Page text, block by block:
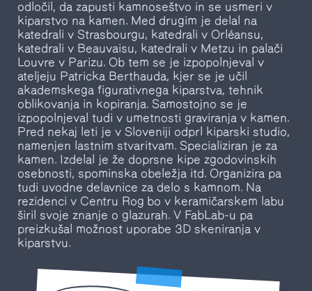
odločil, da zapusti kamnoseštvo in se usmeri v
kiparstvo na kamen. Med drugim je delal na
katedrali v Strasbourgu, katedrali v Orléansu,
katedrali v Beauvaisu, katedrali v Metzu in palači
Louvre v Parizu. Ob tem se je izpopolnjeval v
ateljeju Patricka Berthauda, kjer se je učil
akademskega figurativnega kiparstva, tehnik
oblikovanja in kopiranja. Samostojno se je
izpopolnjeval tudi v umetnosti graviranja v kamen.
Pred nekaj leti je v Sloveniji odprl kiparski studio,
namenjen lastnim stvaritvam. Specializiran je za
kamen. Izdelal je že doprsne kipe zgodovinskih
osebnosti, spominska obeležja itd. Organizira pa
tudi uvodne delavnice za delo s kamnom. Na
rezidenci v Centru Rog bo v keramičarskem labu
širil svoje znanje o glazurah. V FabLab-u pa
preizkušal možnost uporabe 3D skeniranja v
kiparstvu.